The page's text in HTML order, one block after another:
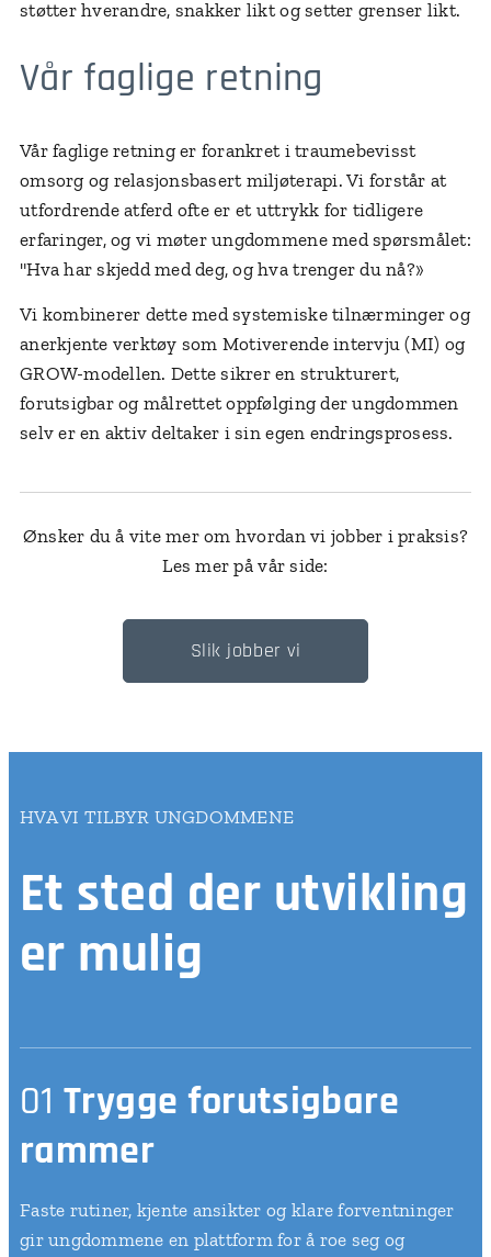
støtter hverandre, snakker likt og setter grenser likt.
Vår faglige retning
Vår faglige retning er forankret i traumebevisst
omsorg og relasjonsbasert miljøterapi. Vi forstår at
utfordrende atferd ofte er et uttrykk for tidligere
erfaringer, og vi møter ungdommene med spørsmålet:
"Hva har skjedd med deg, og hva trenger du nå?»
Vi kombinerer dette med systemiske tilnærminger og
anerkjente verktøy som Motiverende intervju (MI) og
GROW-modellen. Dette sikrer en strukturert,
forutsigbar og målrettet oppfølging der ungdommen
selv er en aktiv deltaker i sin egen endringsprosess.
Ønsker du å vite mer om hvordan vi jobber i praksis?
Les mer på vår side:
Slik jobber vi
HVA VI TILBYR UNGDOMMENE
Et sted der utvikling
er mulig
01 Trygge forutsigbare
rammer
Faste rutiner, kjente ansikter og klare forventninger
gir ungdommene en plattform for å roe seg og